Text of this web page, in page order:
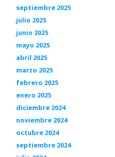
septiembre 2025
julio 2025
junio 2025
mayo 2025
abril 2025
marzo 2025
febrero 2025
enero 2025
diciembre 2024
noviembre 2024
octubre 2024
septiembre 2024